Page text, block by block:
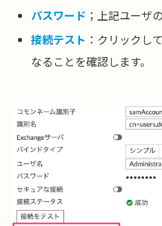
パスワード ；上記ユーザ
接続テスト ：クリックし
なることを確認します。